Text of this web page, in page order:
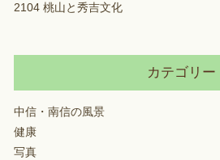
2104 桃山と秀吉文化
カテゴリー
中信・南信の風景
健康
写真